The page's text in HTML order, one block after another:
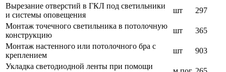
Вырезание отверстий в ГКЛ под светильники
и системы оповещения
шт
297
Монтаж точечного светильника в потолочную
конструкцию
шт
365
Монтаж настенного или потолочного бра с
креплением
шт
903
Укладка светодиодной ленты при помощи